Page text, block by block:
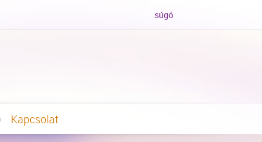
súgó
Kapcsolat